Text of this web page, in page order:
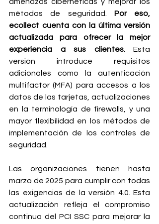
métodos de seguridad. Por eso,
ecollect cuenta con la última versión
actualizada para ofrecer la mejor
experiencia a sus clientes. Esta
versión introduce requisitos
adicionales como la autenticación
multifactor (MFA) para accesos a los
datos de las tarjetas, actualizaciones
en la terminología de firewalls, y una
mayor flexibilidad en los métodos de
implementación de los controles de
seguridad.
Las organizaciones tienen hasta
marzo de 2025 para cumplir con todas
las exigencias de la versión 4.0. Esta
actualización refleja el compromiso
continuo del PCI SSC para mejorar la